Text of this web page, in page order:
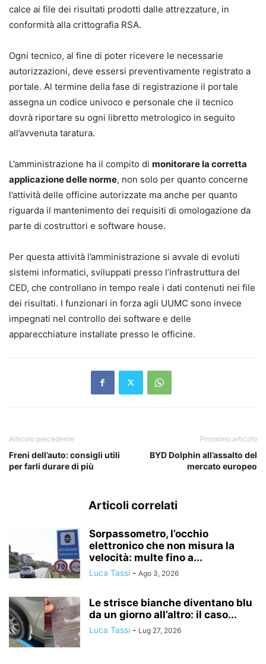
calce ai file dei risultati prodotti dalle attrezzature, in
conformità alla crittografia RSA.
Ogni tecnico, al fine di poter ricevere le necessarie
autorizzazioni, deve essersi preventivamente registrato a
portale. Al termine della fase di registrazione il portale
assegna un codice univoco e personale che il tecnico
dovrà riportare su ogni libretto metrologico in seguito
all’avvenuta taratura.
L’amministrazione ha il compito di monitorare la corretta
applicazione delle norme, non solo per quanto concerne
l’attività delle officine autorizzate ma anche per quanto
riguarda il mantenimento dei requisiti di omologazione da
parte di costruttori e software house.
Per questa attività l’amministrazione si avvale di evoluti
sistemi informatici, sviluppati presso l’infrastruttura del
CED, che controllano in tempo reale i dati contenuti nei file
dei risultati. I funzionari in forza agli UUMC sono invece
impegnati nel controllo dei software e delle
apparecchiature installate presso le officine.
Articolo precedente
Freni dell’auto: consigli utili
per farli durare di più
Prossimo articolo
BYD Dolphin all’assalto del
mercato europeo
Articoli correlati
Sorpassometro, l’occhio
elettronico che non misura la
velocità: multe fino a...
Luca Tassi - Ago 3, 2026
Le strisce bianche diventano blu
da un giorno all’altro: il caso...
Luca Tassi - Lug 27, 2026